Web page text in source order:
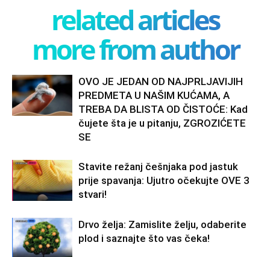
related articles
more from author
OVO JE JEDAN OD NAJPRLJAVIJIH
PREDMETA U NAŠIM KUĆAMA, A
TREBA DA BLISTA OD ČISTOĆE: Kad
čujete šta je u pitanju, ZGROZIĆETE
SE
Stavite režanj češnjaka pod jastuk
prije spavanja: Ujutro očekujte OVE 3
stvari!
Drvo želja: Zamislite želju, odaberite
plod i saznajte što vas čeka!